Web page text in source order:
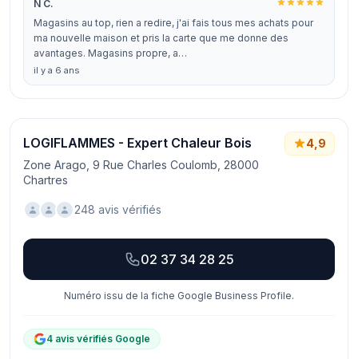
N C.
Magasins au top, rien a redire, j'ai fais tous mes achats pour
ma nouvelle maison et pris la carte que me donne des
avantages. Magasins propre, a…
il y a 6 ans
LOGIFLAMMES - Expert Chaleur Bois
Zone Arago, 9 Rue Charles Coulomb, 28000
Chartres
4,9
248 avis vérifiés
02 37 34 28 25
Numéro issu de la fiche Google Business Profile.
4 avis vérifiés Google